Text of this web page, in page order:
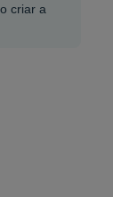
criar a